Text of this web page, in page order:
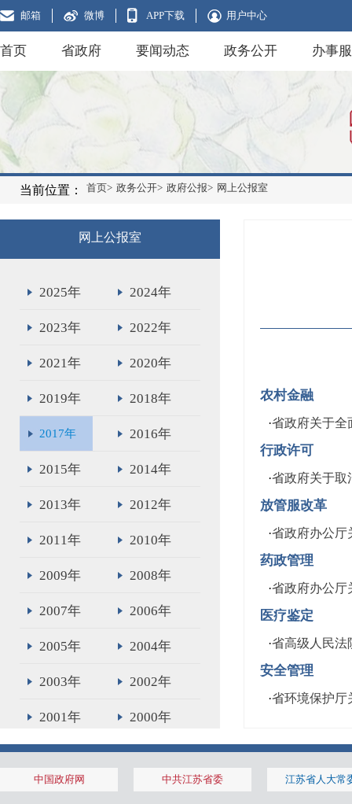
邮箱 微博 APP下载 用户中心
首页 省政府 要闻动态 政务公开 办事
当前位置： 首页> 政务公开> 政府公报> 网上公报室
网上公报室
2025年 2024年
2023年 2022年
2021年 2020年
2019年 2018年
2017年 2016年
2015年 2014年
2013年 2012年
2011年 2010年
2009年 2008年
2007年 2006年
2005年 2004年
2003年 2002年
2001年 2000年
1999年
农村金融
·省政府关于全
行政许可
·省政府关于取
放管服改革
·省政府办公厅
药政管理
·省政府办公厅
医疗鉴定
·省高级人民法
安全管理
·省环境保护厅
中国政府网 中共江苏省委 江苏省人大常